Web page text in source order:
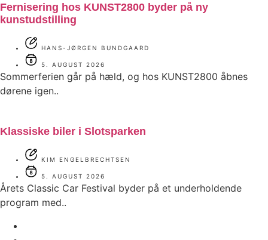
Fernisering hos KUNST2800 byder på ny
kunstudstilling
HANS-JØRGEN BUNDGAARD
5. AUGUST 2026
Sommerferien går på hæld, og hos KUNST2800 åbnes
dørene igen..
Klassiske biler i Slotsparken
KIM ENGELBRECHTSEN
5. AUGUST 2026
Årets Classic Car Festival byder på et underholdende
program med..